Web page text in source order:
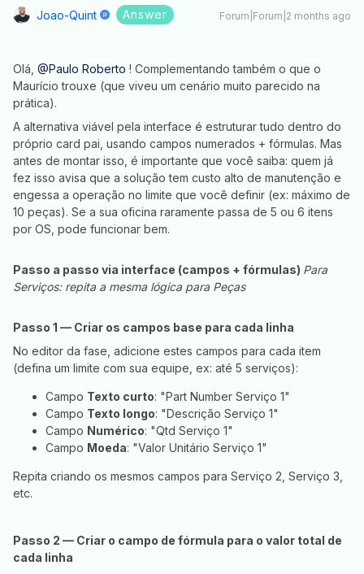
Joao-Quint Answer Forum|Forum|2 months ago
Olá, ​ @Paulo Roberto ! Complementando também o que o
Maurício trouxe (que viveu um cenário muito parecido na
prática).
A alternativa viável pela interface é estruturar tudo dentro do
próprio card pai, usando campos numerados + fórmulas. Mas
antes de montar isso, é importante que você saiba: quem já
fez isso avisa que a solução tem custo alto de manutenção e
engessa a operação no limite que você definir (ex: máximo de
10 peças). Se a sua oficina raramente passa de 5 ou 6 itens
por OS, pode funcionar bem.
Passo a passo via interface (campos + fórmulas) Para
Serviços: repita a mesma lógica para Peças
Passo 1 — Criar os campos base para cada linha
No editor da fase, adicione estes campos para cada item
(defina um limite com sua equipe, ex: até 5 serviços):
Campo Texto curto: "Part Number Serviço 1"
Campo Texto longo: "Descrição Serviço 1"
Campo Numérico: "Qtd Serviço 1"
Campo Moeda: "Valor Unitário Serviço 1"
Repita criando os mesmos campos para Serviço 2, Serviço 3,
etc.
Passo 2 — Criar o campo de fórmula para o valor total de
cada linha